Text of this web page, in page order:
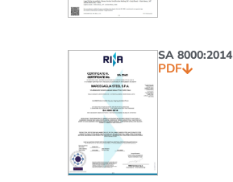
SA 8000:2014
PDF